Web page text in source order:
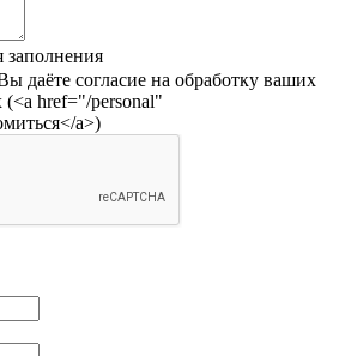
заполнения
даёте согласие на обработку ваших
href="/personal"
a>)